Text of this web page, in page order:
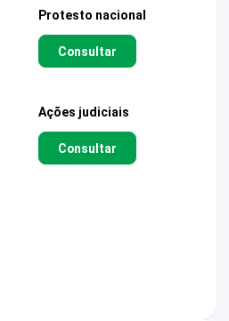
Protesto nacional
Consultar
Ações judiciais
Consultar